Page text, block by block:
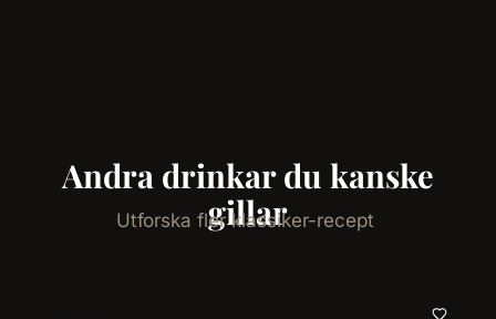
Andra drinkar du kanske
gillar
Utforska fler klassiker-recept